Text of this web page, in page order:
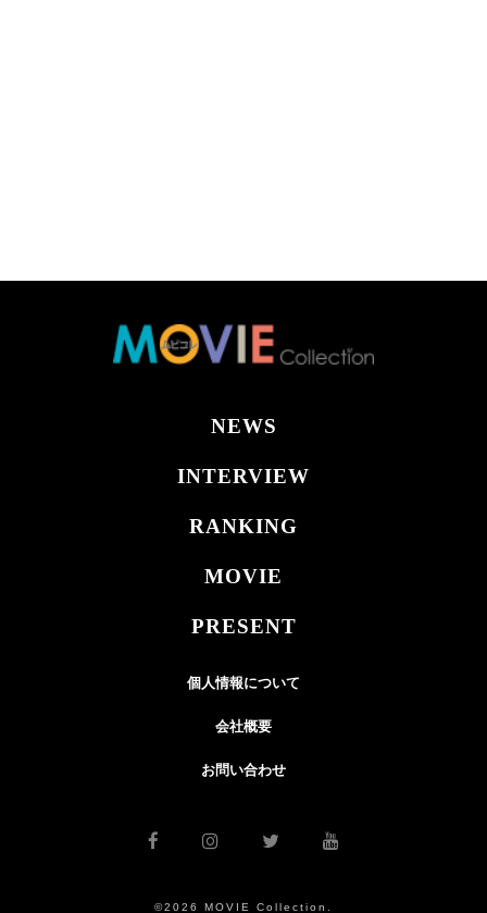
NEWS
INTERVIEW
RANKING
MOVIE
PRESENT
個人情報について
会社概要
お問い合わせ
©2026 MOVIE Collection.